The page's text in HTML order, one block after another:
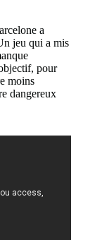
a
jeu qui a mis
pour
moins
dangereux